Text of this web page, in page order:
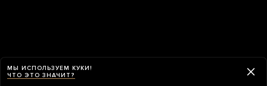
МЫ ИСПОЛЬЗУЕМ КУКИ!
ЧТО ЭТО ЗНАЧИТ?